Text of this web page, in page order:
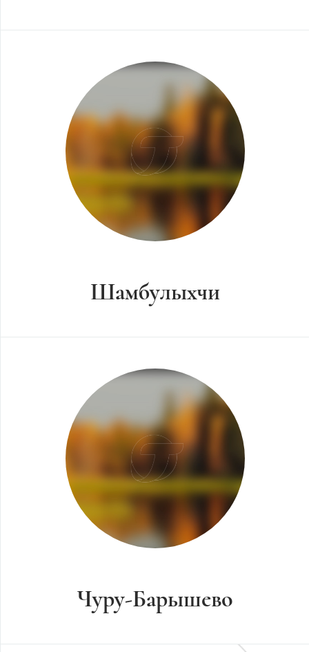
Шамбулыхчи
Чуру-Барышево